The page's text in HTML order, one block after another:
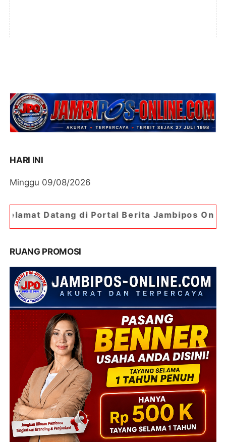
HARI INI
Minggu 09/08/2026
di Portal Berita Jambipos Online. Portal
RUANG PROMOSI